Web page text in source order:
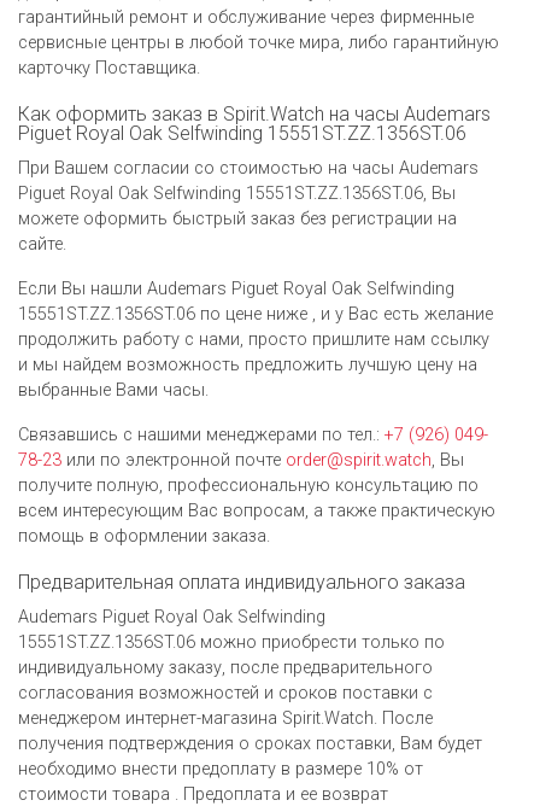
гарантийный ремонт и обслуживание через фирменные
сервисные центры в любой точке мира, либо гарантийную
карточку Поставщика.
Как оформить заказ в Spirit.Watch на часы Audemars
Piguet Royal Oak Selfwinding 15551ST.ZZ.1356ST.06
При Вашем согласии со стоимостью на часы Audemars
Piguet Royal Oak Selfwinding 15551ST.ZZ.1356ST.06, Вы
можете оформить быстрый заказ без регистрации на
сайте.
Если Вы нашли Audemars Piguet Royal Oak Selfwinding
15551ST.ZZ.1356ST.06 по цене ниже , и у Вас есть желание
продолжить работу с нами, просто пришлите нам ссылку
и мы найдем возможность предложить лучшую цену на
выбранные Вами часы.
Связавшись с нашими менеджерами по тел.: +7 (926) 049-
78-23 или по электронной почте order@spirit.watch, Вы
получите полную, профессиональную консультацию по
всем интересующим Вас вопросам, а также практическую
помощь в оформлении заказа.
Предварительная оплата индивидуального заказа
Audemars Piguet Royal Oak Selfwinding
15551ST.ZZ.1356ST.06 можно приобрести только по
индивидуальному заказу, после предварительного
согласования возможностей и сроков поставки с
менеджером интернет-магазина Spirit.Watch. После
получения подтверждения о сроках поставки, Вам будет
необходимо внести предоплату в размере 10% от
стоимости товара . Предоплата и ее возврат